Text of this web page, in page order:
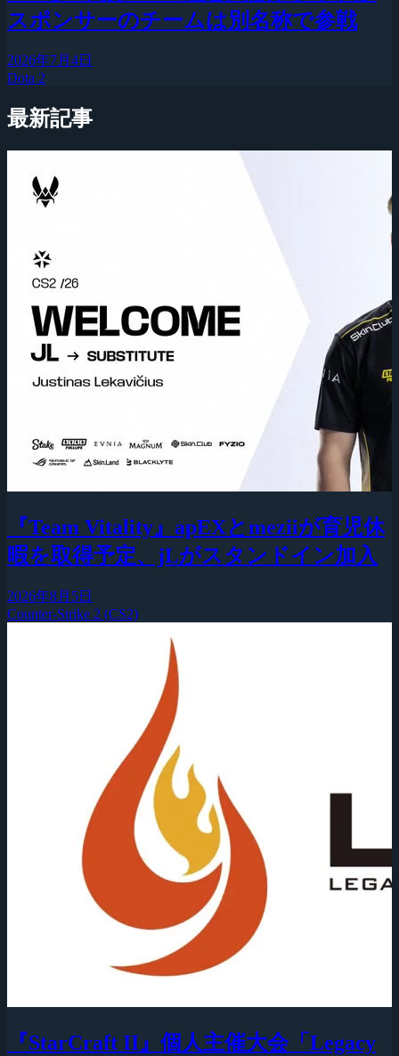
スポンサーのチームは別名称で参戦
2026年7月4日
Dota 2
最新記事
『Team Vitality』apEXとmeziiが育児休
暇を取得予定、jLがスタンドイン加入
2026年8月5日
Counter-Strike 2 (CS2)
『StarCraft II』個人主催大会「Legacy